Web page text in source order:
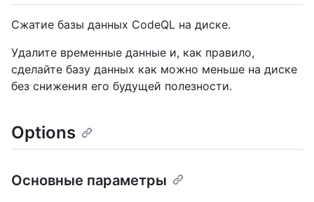
Сжатие базы данных CodeQL на диске.
Удалите временные данные и, как правило,
сделайте базу данных как можно меньше на диске
без снижения его будущей полезности.
Options
Основные параметры